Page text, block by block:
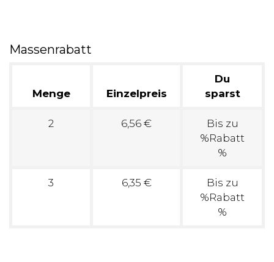
Massenrabatt
Menge Einzelpreis
Du
sparst
2 6,56 €
Bis zu
%Rabatt
%
3 6,35 €
Bis zu
%Rabatt
%